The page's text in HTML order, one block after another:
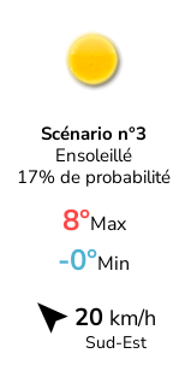
Scénario n°3
Ensoleillé
17% de probabilité
8°Max
-0°Min
20 km/h
Sud-Est